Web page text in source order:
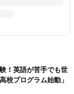
！英語が苦手でも世
校プログラム始動」